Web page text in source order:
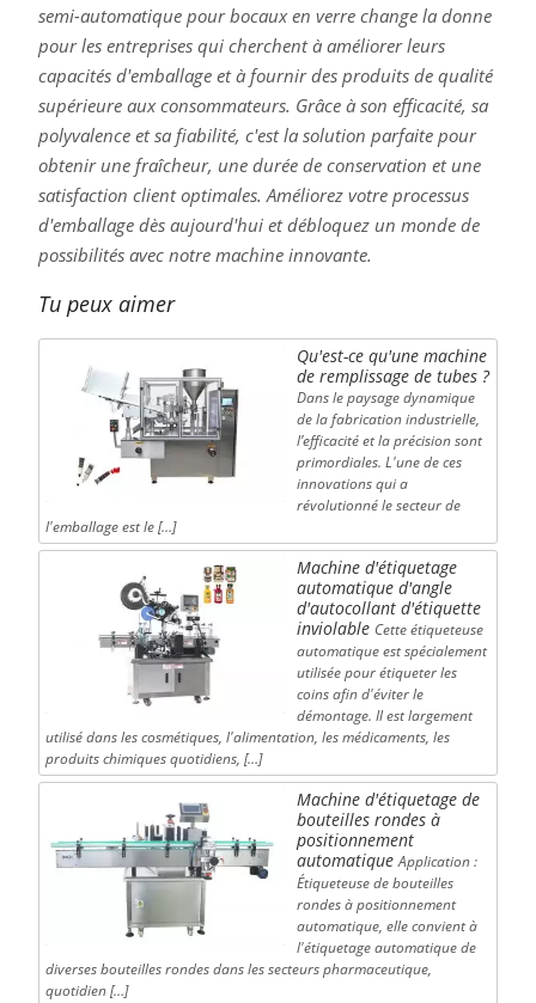
semi-automatique pour bocaux en verre change la donne
pour les entreprises qui cherchent à améliorer leurs
capacités d'emballage et à fournir des produits de qualité
supérieure aux consommateurs. Grâce à son efficacité, sa
polyvalence et sa fiabilité, c'est la solution parfaite pour
obtenir une fraîcheur, une durée de conservation et une
satisfaction client optimales. Améliorez votre processus
d'emballage dès aujourd'hui et débloquez un monde de
possibilités avec notre machine innovante.
Tu peux aimer
Qu'est-ce qu'une machine
de remplissage de tubes ?
Dans le paysage dynamique
de la fabrication industrielle,
l’efficacité et la précision sont
primordiales. L'une de ces
innovations qui a
révolutionné le secteur de
l'emballage est le […]
Machine d'étiquetage
automatique d'angle
d'autocollant d'étiquette
inviolable Cette étiqueteuse
automatique est spécialement
utilisée pour étiqueter les
coins afin d'éviter le
démontage. Il est largement
utilisé dans les cosmétiques, l'alimentation, les médicaments, les
produits chimiques quotidiens, […]
Machine d'étiquetage de
bouteilles rondes à
positionnement
automatique Application :
Étiqueteuse de bouteilles
rondes à positionnement
automatique, elle convient à
l'étiquetage automatique de
diverses bouteilles rondes dans les secteurs pharmaceutique,
quotidien […]